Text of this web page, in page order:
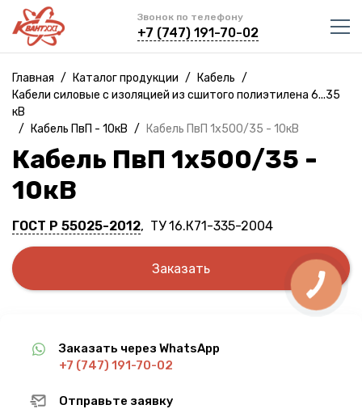
Звонок по телефону
+7 (747) 191-70-02
Главная / Каталог продукции / Кабель /
Кабели силовые с изоляцией из сшитого полиэтилена 6...35
кВ
/
Кабель ПвП - 10кВ / Кабель ПвП 1х500/35 - 10кВ
Кабель ПвП 1х500/35 -
10кВ
ГОСТ Р 55025-2012, ТУ 16.К71-335-2004
Заказать
Заказать через WhatsApp
+7 (747) 191-70-02
Отправьте заявку